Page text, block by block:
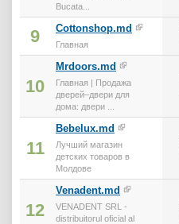
Bucata...
9 Cottonshop.md
Главная
10
Mrdoors.md
Главная | Продажа
дверей–двери для
дома: двери ...
11
Bebelux.md
Лучший магазин
детских товаров в
Молдове
12
Venadent.md
VENADENT SRL -
distribuitorul oficial al